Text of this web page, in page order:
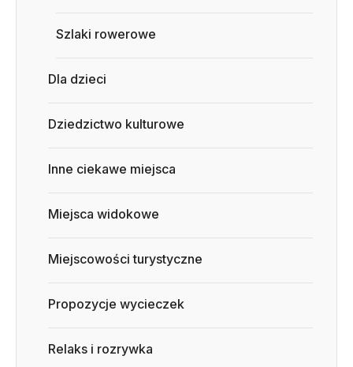
Szlaki rowerowe
Dla dzieci
Dziedzictwo kulturowe
Inne ciekawe miejsca
Miejsca widokowe
Miejscowości turystyczne
Propozycje wycieczek
Relaks i rozrywka